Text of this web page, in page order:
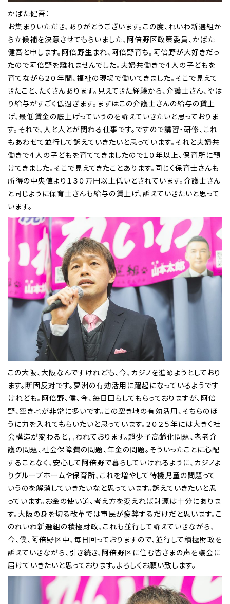
かばた健吾：
お集まりいただき、ありがとうございます。この度、れいわ新選組か
ら立候補を決意させてもらいました、阿倍野区政策委員、かばた
健吾と申します。阿倍野生まれ、阿倍野育ち。阿倍野が大好きだっ
たので阿倍野を離れませんでした。夫婦共働きで４人の子どもを
育てながら２０年間、福祉の現場で働いてきました。そこで見えて
きたこと、たくさんあります。見えてきた経験から、介護士さん、やは
り給与がすごく低過ぎます。まずはこの介護士さんの給与の賃上
げ、最低賃金の底上げっていうのを訴えていきたいと思っておりま
す。それで、人と人とが関わる仕事です。ですので講習・研修、これ
もあわせて並行して訴えていきたいと思っています。それと夫婦共
働きで４人の子どもを育ててきましたので１０年以上、保育所に預
けてきました。そこで見えてきたことあります。同じく保育士さんも
所得の中央値より１３０万円以上低いとされています。介護士さん
と同じように保育士さんも給与の賃上げ、訴えていきたいと思って
います。
この大阪、大阪なんですけれども、今、カジノを進めようとしており
ます。断固反対です。夢洲の有効活用に躍起になっているようです
けれども。阿倍野、僕、今、毎日回らしてもらっておりますが、阿倍
野、空き地が非常に多いです。この空き地の有効活用、そちらのほ
うに力を入れてもらいたいと思っています。２０２５年には大きく社
会構造が変わると言われております。超少子高齢化問題、老老介
護の問題、社会保障費の問題、年金の問題。そういったことに心配
することなく、安心して阿倍野で暮らしていけれるように、カジノよ
りグループホームや保育所、これを増やして待機児童の問題って
いうのを解消していきたいなと思っています。訴えていきたいと思
っています。お金の使い道、考え方を変えれば財源は十分にありま
す。大阪の身を切る改革では市民が疲弊するだけだと思います。こ
のれいわ新選組の積極財政、これも並行して訴えていきながら、
今、僕、阿倍野区中、毎日回っておりますので、並行して積極財政を
訴えていきながら、引き続き、阿倍野区に住む皆さまの声を議会に
届けていきたいと思っております。よろしくお願い致します。